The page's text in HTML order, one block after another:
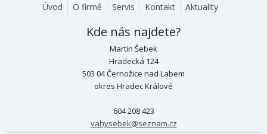
Úvod O firmě Servis Kontakt Aktuality
Kde nás najdete?
Martin Šebek
Hradecká 124
503 04 Černožice nad Labem
okres Hradec Králové
604 208 423
vahysebek@seznam.cz